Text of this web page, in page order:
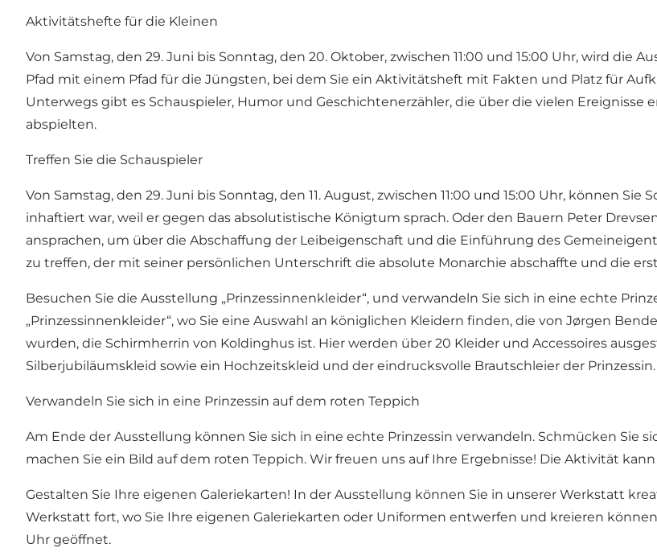
Aktivitätshefte für die Kleinen
Von Samstag, den 29. Juni bis Sonntag, den 20. Oktober, zwischen 11:00 und 15:00 Uhr, wird
Pfad mit einem Pfad für die Jüngsten, bei dem Sie ein Aktivitätsheft mit Fakten und Platz für
Unterwegs gibt es Schauspieler, Humor und Geschichtenerzähler, die über die vielen
abspielten.
Treffen Sie die Schauspieler
Von Samstag, den 29. Juni bis Sonntag, den 11. August, zwischen 11:00 und 15:00 Uhr, können
inhaftiert war, weil er gegen das absolutistische Königtum sprach. Oder den Bauern Peter
ansprachen, um über die Abschaffung der Leibeigenschaft und die Einführung des
zu treffen, der mit seiner persönlichen Unterschrift die absolute Monarchie abschaffte und die
Besuchen Sie die Ausstellung „Prinzessinnenkleider“, und verwandeln Sie sich in eine echte
„Prinzessinnenkleider“, wo Sie eine Auswahl an königlichen Kleidern finden, die von Jørgen
wurden, die Schirmherrin von Koldinghus ist. Hier werden über 20 Kleider und Accessoires
Silberjubiläumskleid sowie ein Hochzeitskleid und der eindrucksvolle Brautschleier der Prinzessin.
Verwandeln Sie sich in eine Prinzessin auf dem roten Teppich
Am Ende der Ausstellung können Sie sich in eine echte Prinzessin verwandeln. Schmücken Sie
machen Sie ein Bild auf dem roten Teppich. Wir freuen uns auf Ihre Ergebnisse! Die Aktivität
Gestalten Sie Ihre eigenen Galeriekarten! In der Ausstellung können Sie in unserer Werkstatt
Werkstatt fort, wo Sie Ihre eigenen Galeriekarten oder Uniformen entwerfen und kreieren
Uhr geöffnet.